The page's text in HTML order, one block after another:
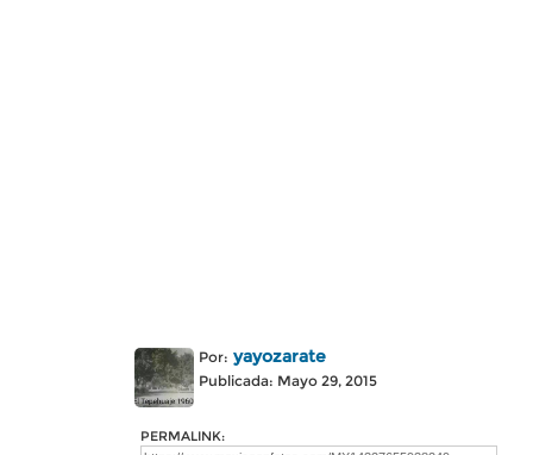
Por: yayozarate
Publicada: Mayo 29, 2015
PERMALINK: